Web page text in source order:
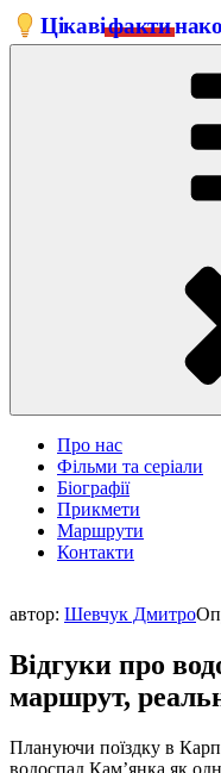
Перейти
до
Цікавіфактина
Про нас
Фільми та серіали
Біографії
Прикмети
Маршрути
Контакти
автор: Шевчук Дмитро
Відгуки про
маршрут,
Плануючи поїздку в
водоспад Кам’янка як